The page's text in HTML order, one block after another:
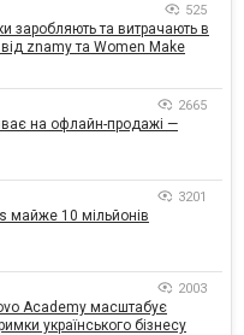
525
заробляють та витрачають в
znamy та Women Make
2665
на офлайн-продажі —
3201
майже 10 мільйонів
2003
Academy масштабує
українського бізнесу